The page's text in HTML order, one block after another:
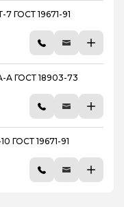
ГОСТ 19671-91
А ГОСТ 18903-73
ГОСТ 19671-91